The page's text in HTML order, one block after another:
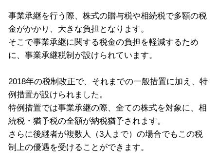
事業承継を行う際、株式の贈与税や相続税で多額の税
金がかかり、大きな負担となります。
そこで事業承継に関する税金の負担を軽減するため
に、事業承継税制が設けられています。
2018年の税制改正で、それまでの一般措置に加え、特
例措置が設けられました。
特例措置では事業承継の際、全ての株式を対象に、相
続税・猶予税の全額が納税猶予されます。
さらに後継者が複数人（3人まで）の場合でもこの税
制上の優遇を受けることができます。